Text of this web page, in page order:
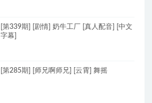
[第339期] [剧情] 奶牛工厂 [真人配音] [中文
字幕]
[第285期] [师兄啊师兄] [云霄] 舞摇